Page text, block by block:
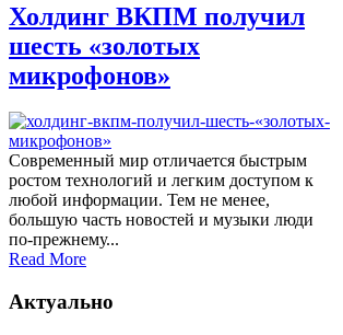
Холдинг ВКПМ получил
шесть «золотых
микрофонов»
Современный мир отличается быстрым
ростом технологий и легким доступом к
любой информации. Тем не менее,
большую часть новостей и музыки люди
по-прежнему...
Read More
Актуально